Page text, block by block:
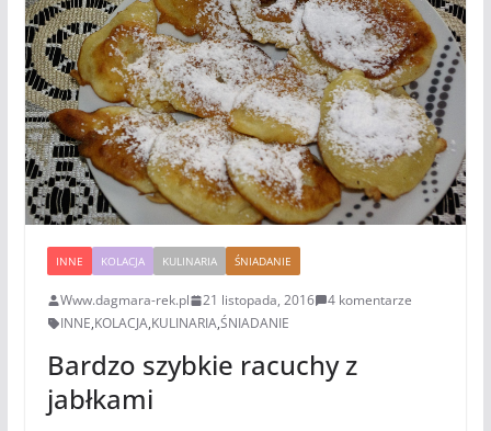
INNE KOLACJA KULINARIA ŚNIADANIE
Www.dagmara-rek.pl 21 listopada, 2016
4 komentarze
INNE,KOLACJA,KULINARIA,ŚNIADANIE
Bardzo szybkie racuchy z
jabłkami